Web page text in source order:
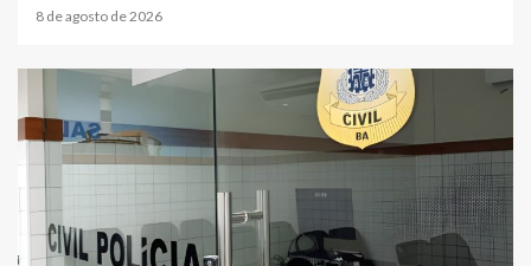
8 de agosto de 2026
2 min read